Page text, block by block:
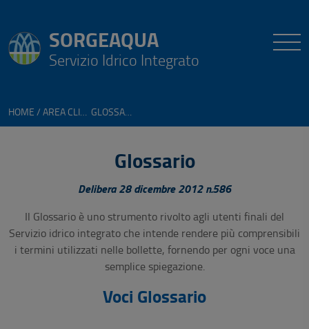
SORGEAQUA
Servizio Idrico Integrato
HOME AREA CLIENTI
Glossario
Delibera 28 dicembre 2012 n.586
Il Glossario è uno strumento rivolto agli utenti finali del
Servizio idrico integrato che intende rendere più comprensibili
i termini utilizzati nelle bollette, fornendo per ogni voce una
semplice spiegazione.
Voci Glossario